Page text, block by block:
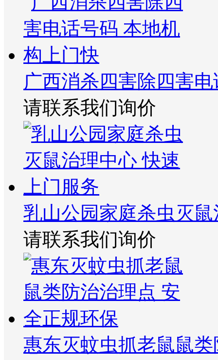
广西消杀四害除四害
请联系我们询价
乳山公园家庭杀虫灭
请联系我们询价
惠东灭蚊虫抓老鼠鼠